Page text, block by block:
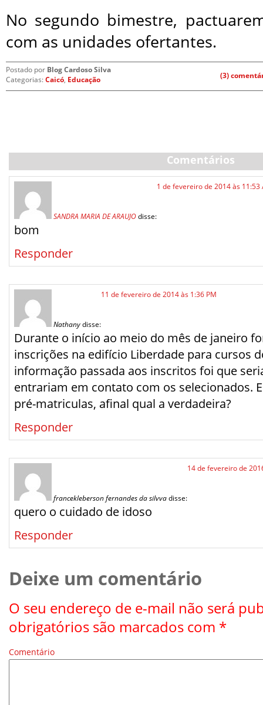
No segundo bimestre,
com as unidades ofertantes.
Postado por Blog Cardoso Silva
Categorias:Caicó, Educação (3)
Comentários
SANDRA MARIA DE ARAUJOdisse:
1 de fevereiro de 2014 às 11:53
bom
Responder
Nathanydisse:
11 de fevereiro de 2014 às 1:36 PM
Durante o início ao meio do mês de janeiro
inscrições na edifício Liberdade para cursos
informação passada aos inscritos foi que
entrariam em contato com os selecionados.
pré-matriculas, afinal qual a verdadeira?
Responder
francekleberson fernandes da silvvadisse:
14 de fevereiro de
quero o cuidado de idoso
Responder
Deixe um comentário
O seu endereço de e-mail não será
obrigatórios são marcados com *
Comentário